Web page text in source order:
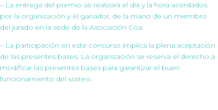
– La entrega del premio se realizará el día y la hora acordados
por la organización y el ganador, de la mano de un miembro
del jurado en la sede de la Asociación Coa.
– La participación en este concurso implica la plena aceptación
de las presentes bases. La organización se reserva el derecho a
modificar las presentes bases para garantizar el buen
funcionamiento del sorteo.